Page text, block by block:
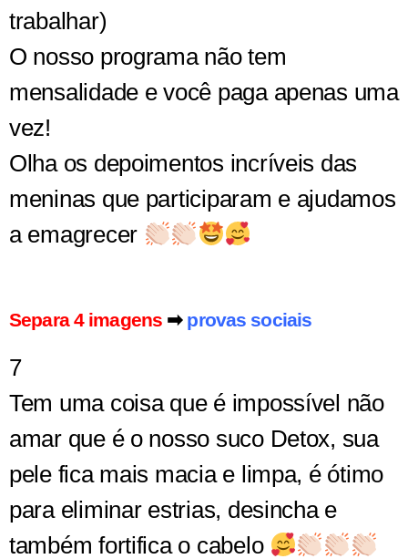
trabalhar)
O nosso programa não tem
mensalidade e você paga apenas uma
vez!
Olha os depoimentos incríveis das
meninas que participaram e ajudamos
a emagrecer
Separa 4 imagens ➡provas sociais
7
Tem uma coisa que é impossível não
amar que é o nosso suco Detox, sua
pele fica mais macia e limpa, é ótimo
para eliminar estrias, desincha e
também fortifica o cabelo